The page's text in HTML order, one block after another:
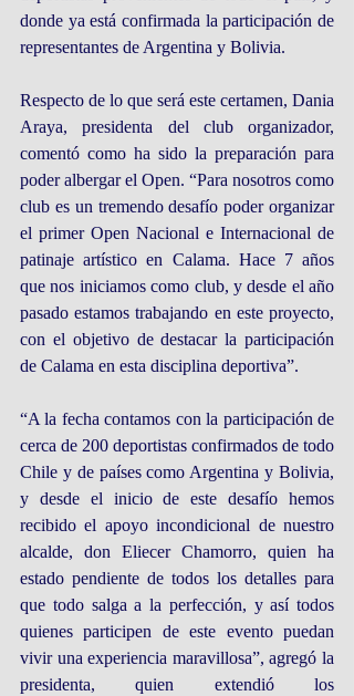
donde ya está confirmada la participación de
representantes de Argentina y Bolivia.
Respecto de lo que será este certamen, Dania
Araya, presidenta del club organizador,
comentó como ha sido la preparación para
poder albergar el Open. “Para nosotros como
club es un tremendo desafío poder organizar
el primer Open Nacional e Internacional de
patinaje artístico en Calama. Hace 7 años
que nos iniciamos como club, y desde el año
pasado estamos trabajando en este proyecto,
con el objetivo de destacar la participación
de Calama en esta disciplina deportiva”.
“A la fecha contamos con la participación de
cerca de 200 deportistas confirmados de todo
Chile y de países como Argentina y Bolivia,
y desde el inicio de este desafío hemos
recibido el apoyo incondicional de nuestro
alcalde, don Eliecer Chamorro, quien ha
estado pendiente de todos los detalles para
que todo salga a la perfección, y así todos
quienes participen de este evento puedan
vivir una experiencia maravillosa”, agregó la
presidenta, quien extendió los